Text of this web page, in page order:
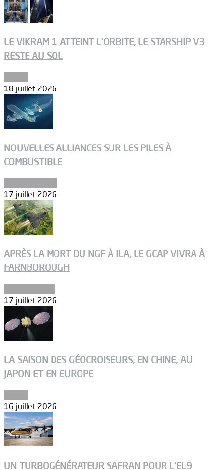
LE VIKRAM 1 ATTEINT L’ORBITE, LE STARSHIP V3
RESTE AU SOL
18 juillet 2026
NOUVELLES ALLIANCES SUR LES PILES À
COMBUSTIBLE
17 juillet 2026
APRÈS LA MORT DU NGF À ILA, LE GCAP VIVRA À
FARNBOROUGH
17 juillet 2026
LA SAISON DES GÉOCROISEURS, EN CHINE, AU
JAPON ET EN EUROPE
16 juillet 2026
UN TURBOGÉNÉRATEUR SAFRAN POUR L’EL9